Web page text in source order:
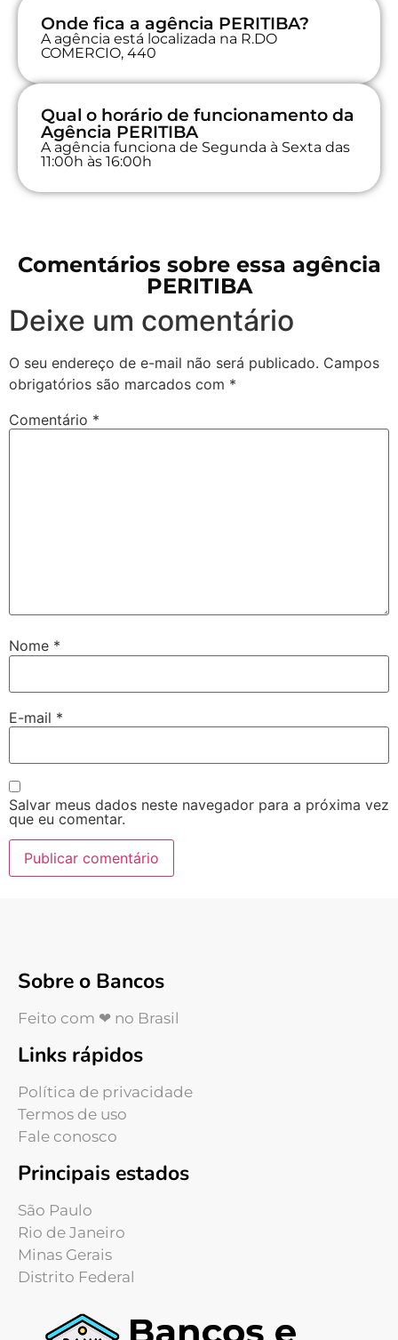
Onde fica a agência PERITIBA?
A agência está localizada na R.DO
COMERCIO, 440
Qual o horário de funcionamento da
Agência PERITIBA
A agência funciona de Segunda à Sexta das
11:00h às 16:00h
Comentários sobre essa agência
PERITIBA
Deixe um comentário
O seu endereço de e-mail não será publicado. Campos
obrigatórios são marcados com *
Comentário *
Nome *
E-mail *
Salvar meus dados neste navegador para a próxima vez
que eu comentar.
Sobre o Bancos
Feito com ❤ no Brasil
Links rápidos
Política de privacidade
Termos de uso
Fale conosco
Principais estados
São Paulo
Rio de Janeiro
Minas Gerais
Distrito Federal